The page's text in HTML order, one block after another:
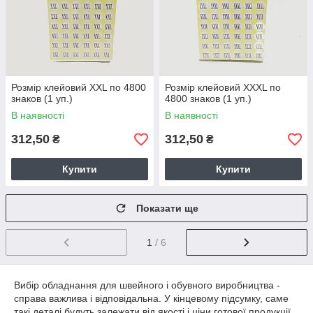
Розмір клейовий XXL по 4800
знаков (1 уп.)
В наявності
312,50 ₴
Купити
Розмір клейовий XXXL по
4800 знаков (1 уп.)
В наявності
312,50 ₴
Купити
Показати ще
1 / 6
Вибір обладнання для швейного і обувного виробництва -
справа важлива і відповідальна. У кінцевому підсумку, саме